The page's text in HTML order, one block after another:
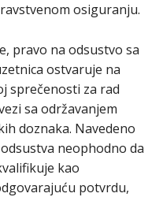
osiguranju.
pravo na odsustvo sa
ostvaruje na
sprečenosti za rad
sa održavanjem
doznaka. Navedeno
neophodno da
kao
potvrdu,